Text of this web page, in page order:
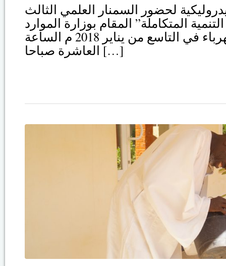
لحضور السمنار العلمي الثالث
المتكاملة” المقام بوزارة الموارد
المائية والري والكهرباء في التاسع من يناير 2018 م الساعة
العاشرة صباحا […]